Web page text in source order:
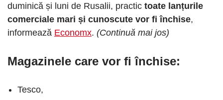
duminică și luni de Rusalii, practic toate lanțurile
comerciale mari și cunoscute vor fi închise,
informează Economx. (Continuă mai jos)
Magazinele care vor fi închise:
Tesco,